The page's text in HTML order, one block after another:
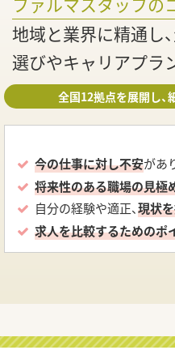
地域と業界に精通し
選びやキャリアプラ
全国12拠点を展開し、
今の仕事に対し不安があ
将来性のある職場の見極
自分の経験や適正、現状
求人を比較するためのポ